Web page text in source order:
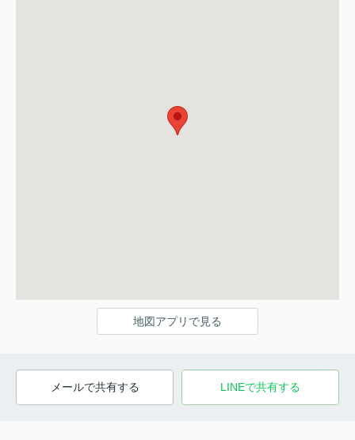
地図アプリで見る
メールで共有する LINEで共有する